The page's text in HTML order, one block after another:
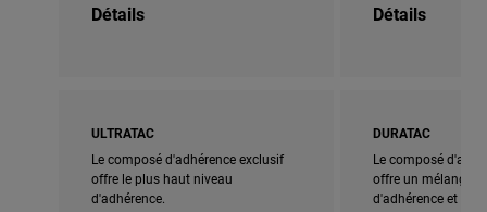
Détails Détails
ULTRATAC
Le composé d'adhérence exclusif
offre le plus haut niveau
d'adhérence.
DURATAC
Le composé
offre un mélange
d'adhérence et de